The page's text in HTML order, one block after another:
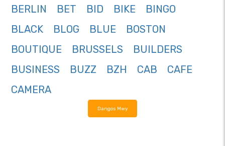
BERLIN
BET BID BIKE
BINGO
BLACK
BLOG BLUE
BOSTON
BOUTIQUE
BRUSSELS
BUILDERS
BUSINESS
BUZZ BZH CAB
CAFE
CAMERA
Dangos Mwy